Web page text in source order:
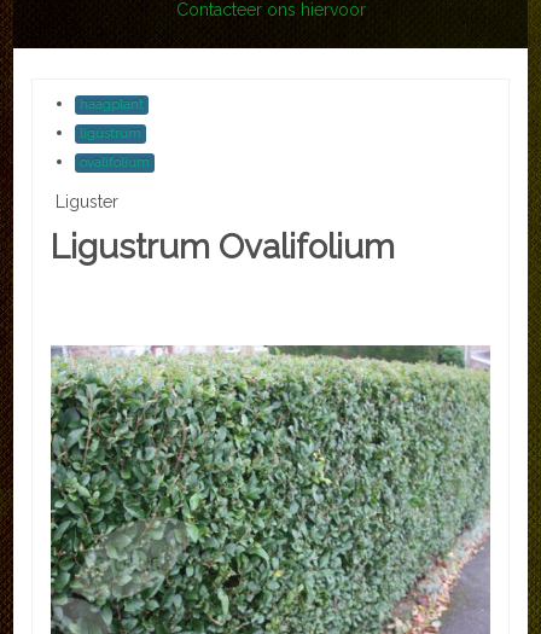
Contacteer ons hiervoor
haagplant
ligustrum
ovalifolium
Liguster
Ligustrum Ovalifolium